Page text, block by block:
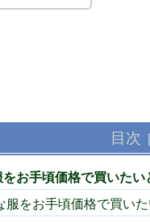
目次
お手頃価格で買いた
服をお手頃価格で買い